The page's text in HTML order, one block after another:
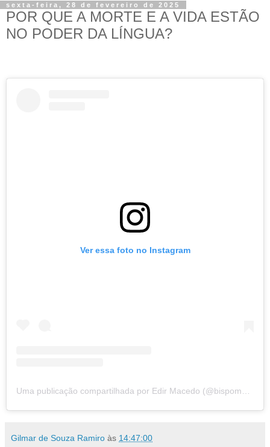
sexta-feira, 28 de fevereiro de 2025
POR QUE A MORTE E A VIDA ESTÃO
NO PODER DA LÍNGUA?
Ver essa foto no Instagram
Uma publicação compartilhada por Edir Macedo (@bispomacedo)
Gilmar de Souza Ramiro às 14:47:00